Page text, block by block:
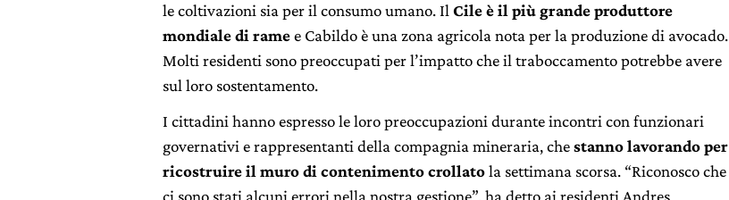
le coltivazioni sia per il consumo umano. Il Cile è il più grande produttore
mondiale di ramee Cabildo è una zona agricola nota per la produzione di avocado.
Molti residenti sono preoccupati per l’impatto che il traboccamento potrebbe avere
sul loro sostentamento.
I cittadini hanno espresso le loro preoccupazioni durante incontri con funzionari
governativi e rappresentanti della compagnia mineraria, chestanno lavorando per
ricostruire il muro di contenimento crollatola settimana scorsa. “Riconosco che
ci sono stati alcuni errori nella nostra gestione”, ha detto ai residenti Andres